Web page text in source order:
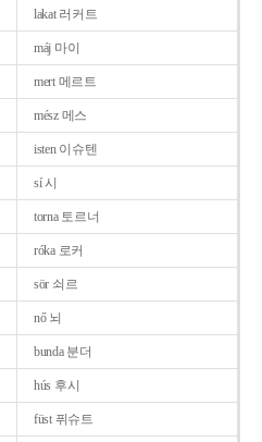
lakat 러커트
máj 마이
mert 메르트
mész 메스
isten 이슈텐
sí 시
torna 토르너
róka 로커
sör 쇠르
nő 뇌
bunda 분더
hús 후시
füst 퓌슈트